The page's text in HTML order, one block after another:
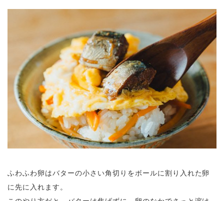
ふわふわ卵はバターの小さい角切りをボールに割り入れた卵
に先に入れます。